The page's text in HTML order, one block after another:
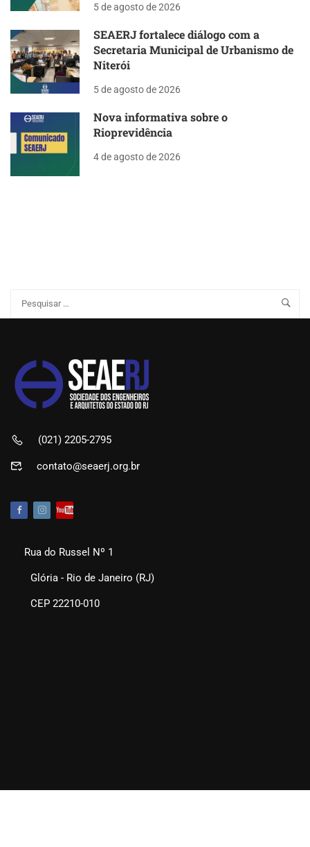
5 de agosto de 2026
SEAERJ fortalece diálogo com a
Secretaria Municipal de Urbanismo de
Niterói
5 de agosto de 2026
Nova informativa sobre o
Rioprevidência
4 de agosto de 2026
(021) 2205-2795
contato@seaerj.org.br
Rua do Russel Nº 1
Glória - Rio de Janeiro (RJ)
CEP 22210-010